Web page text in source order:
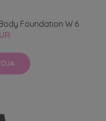
Foundation W 6